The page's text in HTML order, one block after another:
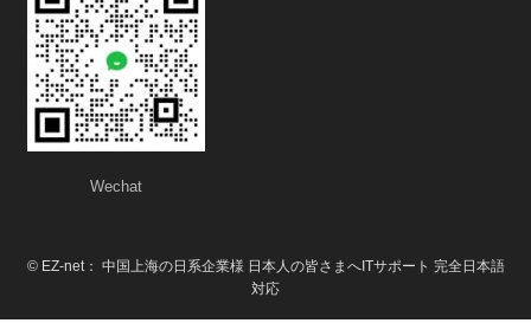
Wechat
©EZ-net： 中国上海の日系企業様 日本人の皆さまへITサポート 完全日本語
対応